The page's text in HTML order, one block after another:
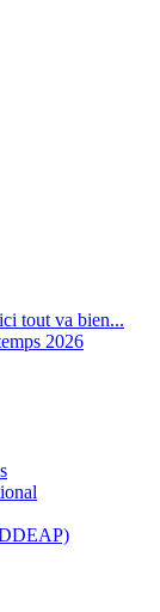
tout va bien...
2026